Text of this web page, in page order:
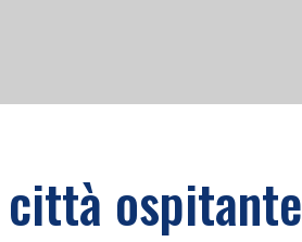
città ospitante